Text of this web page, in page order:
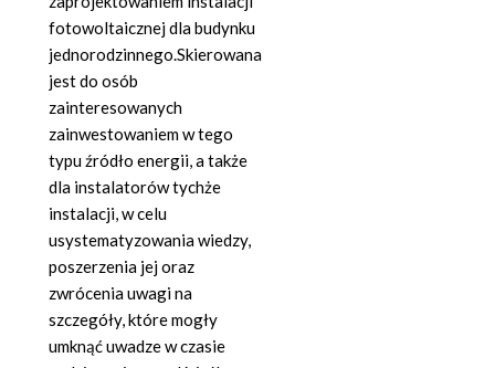
fotowoltaicznej dla budynku
jednorodzinnego.Skierowana
jest do osób
zainteresowanych
zainwestowaniem w tego
typu źródło energii, a także
dla instalatorów tychże
instalacji, w celu
usystematyzowania wiedzy,
poszerzenia jej oraz
zwrócenia uwagi na
szczegóły, które mogły
umknąć uwadze w czasie